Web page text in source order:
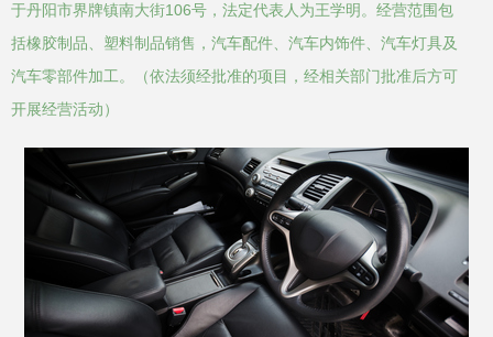
于丹阳市界牌镇南大街106号，法定代表人为王学明。经营范围包
括橡胶制品、塑料制品销售，汽车配件、汽车内饰件、汽车灯具及
汽车零部件加工。（依法须经批准的项目，经相关部门批准后方可
开展经营活动）